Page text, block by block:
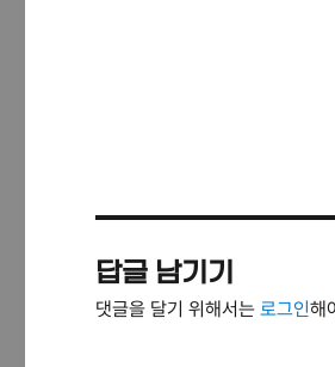
답글 남기기
댓글을 달기 위해서는로그인해